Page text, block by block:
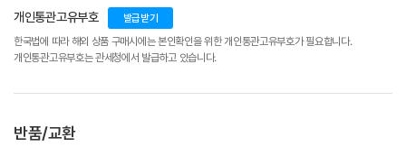
개인통관고유부호 발급받기
한국법에 따라 해외 상품 구매시에는 본인확인을 위한 개인통관고유부호가 필요합니다.
개인통관고유부호는 관세청에서 발급하고 있습니다.
반품/교환